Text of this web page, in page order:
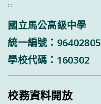
:::
國立馬公高級中學
統一編號：96402805
學校代碼：160302
校務資料開放